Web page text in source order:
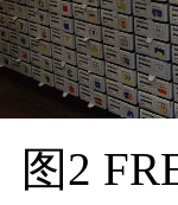
图2